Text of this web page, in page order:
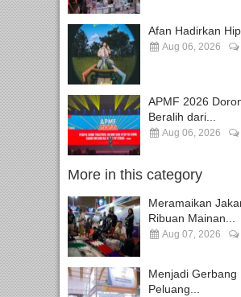
Afan Hadirkan
Aug 06, 2026
APMF 2026
Beralih dari...
Aug 06, 2026
More in this category
Meramaikan
Ribuan Mainan...
Aug 07, 2026
Menjadi Gerbang
Peluang...